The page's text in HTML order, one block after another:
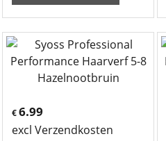
€ 6.99
excl Verzendkosten